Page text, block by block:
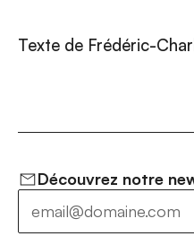
Texte de Frédéric-
Découvrez notre